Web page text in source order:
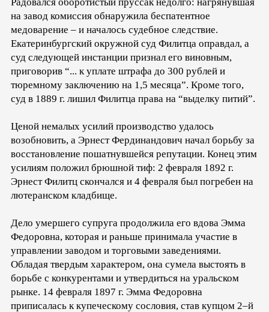
на завод комиссия обнаружила беспатентное
медоварение – и началось судебное следствие.
Екатеринбургский окружной суд Филитца оправдал, а
суд следующей инстанции признал его виновным,
приговорив “... к уплате штрафа до 300 рублей и
тюремному заключению на 1,5 месяца”. Кроме того,
суд в 1889 г. лишил Филитца права на “выделку питий”.
Ценой немалых усилий производство удалось
возобновить, а Эрнест Фердинандович начал борьбу за
восстановление пошатнувшейся репутации. Конец этим
усилиям положил брюшной тиф: 2 февраля 1892 г.
Эрнест Филитц скончался и 4 февраля был погребен на
лютеранском кладбище.
Дело умершего супруга продолжила его вдова Эмма
Федоровна, которая и раньше принимала участие в
управлении заводом и торговыми заведениями.
Обладая твердым характером, она сумела выстоять в
борьбе с конкурентами и утвердиться на уральском
рынке. 14 февраля 1897 г. Эмма Федоровна
приписалась к купеческому сословия, став купцом 2–й